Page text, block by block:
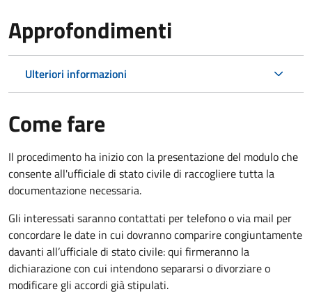
Approfondimenti
Ulteriori informazioni
Come fare
Il procedimento ha inizio con la presentazione del modulo che
consente all'ufficiale di stato civile di raccogliere tutta la
documentazione necessaria.
Gli interessati saranno contattati per telefono o via mail per
concordare le date in cui dovranno comparire congiuntamente
davanti all’ufficiale di stato civile: qui firmeranno la
dichiarazione con cui intendono separarsi o divorziare o
modificare gli accordi già stipulati.